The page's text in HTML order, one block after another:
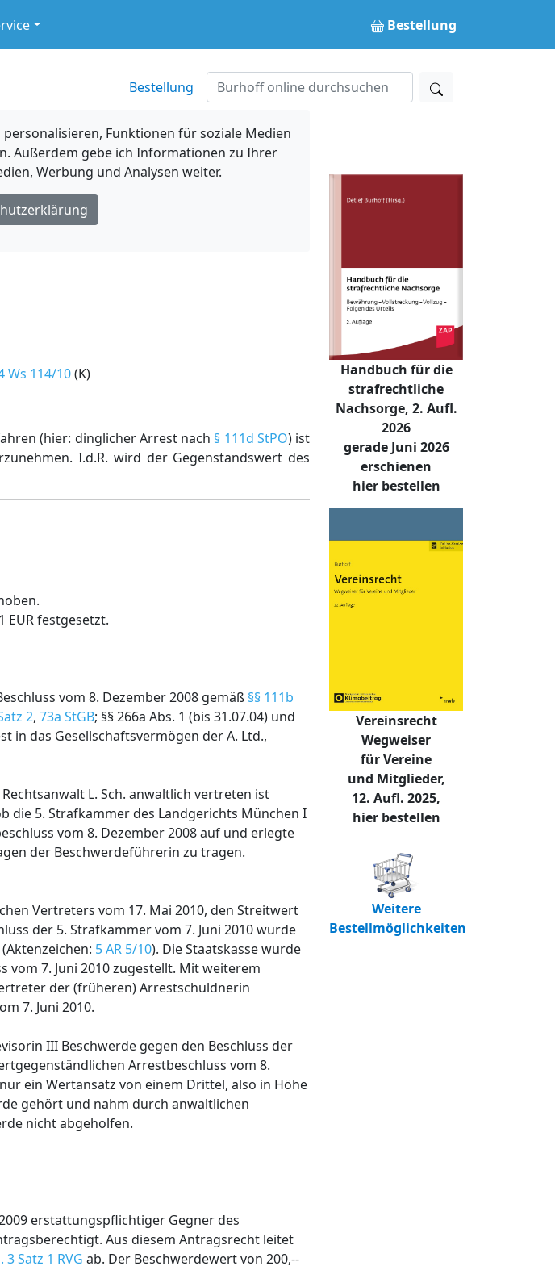
Bestellung
Bestellung
Funktionen für soziale Medien
Außerdem gebe ich Informationen zu Ihrer
Werbung und Analysen weiter.
Ws 114/10(K)
(hier: dinglicher Arrest nach § 111d StPO) ist
I.d.R. wird der Gegenstandswert des
EUR festgesetzt.
vom 8. Dezember 2008 gemäß §§ 111b
2, 73a StGB; §§ 266a Abs. 1 (bis 31.07.04) und
in das Gesellschaftsvermögen der A. Ltd.,
L. Sch. anwaltlich vertreten ist
die 5. Strafkammer des Landgerichts München I
vom 8. Dezember 2008 auf und erlegte
der Beschwerdeführerin zu tragen.
Vertreters vom 17. Mai 2010, den Streitwert
der 5. Strafkammer vom 7. Juni 2010 wurde
5 AR 5/10). Die Staatskasse wurde
7. Juni 2010 zugestellt. Mit weiterem
der (früheren) Arrestschuldnerin
7. Juni 2010.
III Beschwerde gegen den Beschluss der
Arrestbeschluss vom 8.
ein Wertansatz von einem Drittel, also in Höhe
gehört und nahm durch anwaltlichen
nicht abgeholfen.
erstattungspflichtiger Gegner des
Aus diesem Antragsrecht leitet
3 Satz 1 RVG ab. Der Beschwerdewert von 200,--
Handbuch für die
strafrechtliche
Nachsorge, 2. Aufl.
2026
gerade Juni 2026
erschienen
hier bestellen
Vereinsrecht
Wegweiser
für Vereine
und Mitglieder,
12. Aufl. 2025,
hier bestellen
Weitere
Bestellmöglichkeiten